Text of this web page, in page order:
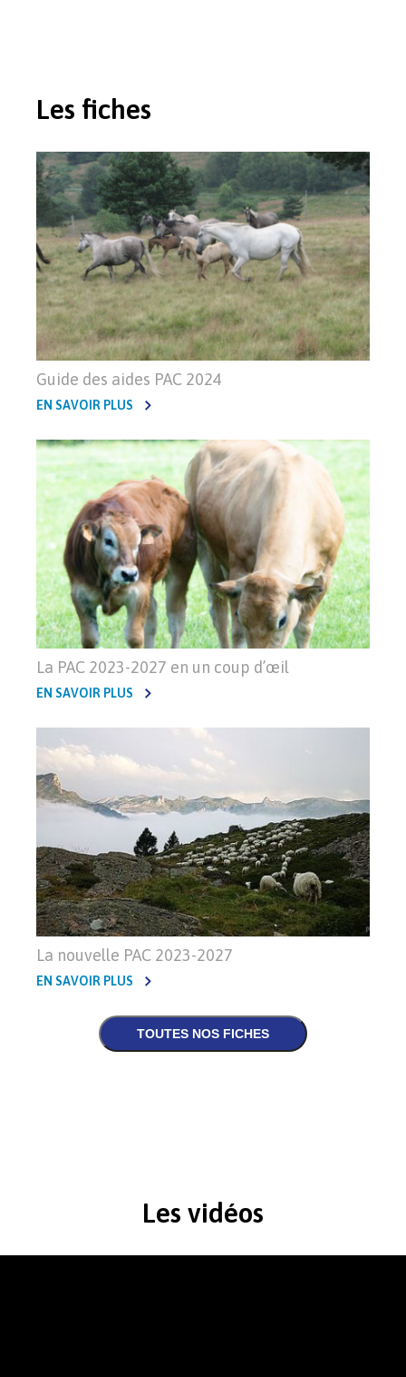
Les fiches
Guide des aides PAC 2024
EN SAVOIR PLUS
La PAC 2023-2027 en un coup d’œil
EN SAVOIR PLUS
La nouvelle PAC 2023-2027
EN SAVOIR PLUS
Les vidéos